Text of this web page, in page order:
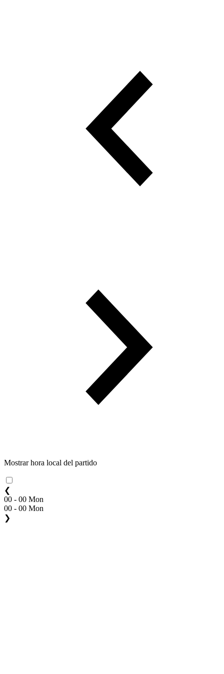
Mostrar hora local del partido
❮
00 - 00 Mon
00 - 00 Mon
❯